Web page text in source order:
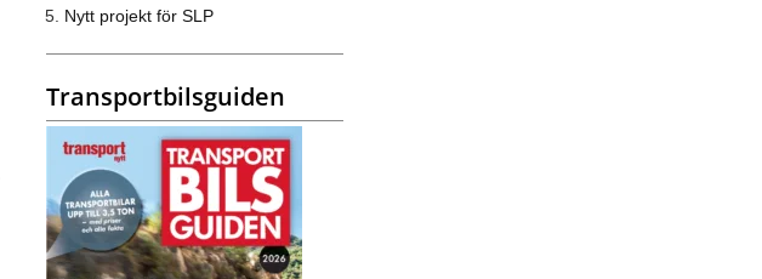
Nytt projekt för SLP
Transportbilsguiden